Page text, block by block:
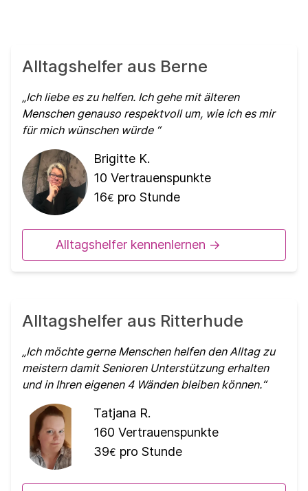
Alltagshelfer aus Berne
Ich liebe es zu helfen. Ich gehe mit älteren
Menschen genauso respektvoll um, wie ich es mir
für mich wünschen würde
Brigitte K.
10 Vertrauenspunkte
16€ pro Stunde
Alltagshelfer kennenlernen ->
Alltagshelfer aus Ritterhude
Ich möchte gerne Menschen helfen den Alltag zu
meistern damit Senioren Unterstützung erhalten
und in Ihren eigenen 4 Wänden bleiben können.
Tatjana R.
160 Vertrauenspunkte
39€ pro Stunde